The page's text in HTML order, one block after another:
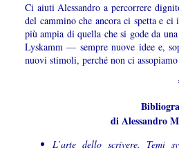
Ci aiuti Alessandro a percorrere
del cammino che ancora ci spetta e
più ampia di quella che si gode da
Lyskamm — sempre nuove idee e,
nuovi stimoli, perché non ci
di Alessandro
L’arte dello scrivere. Temi